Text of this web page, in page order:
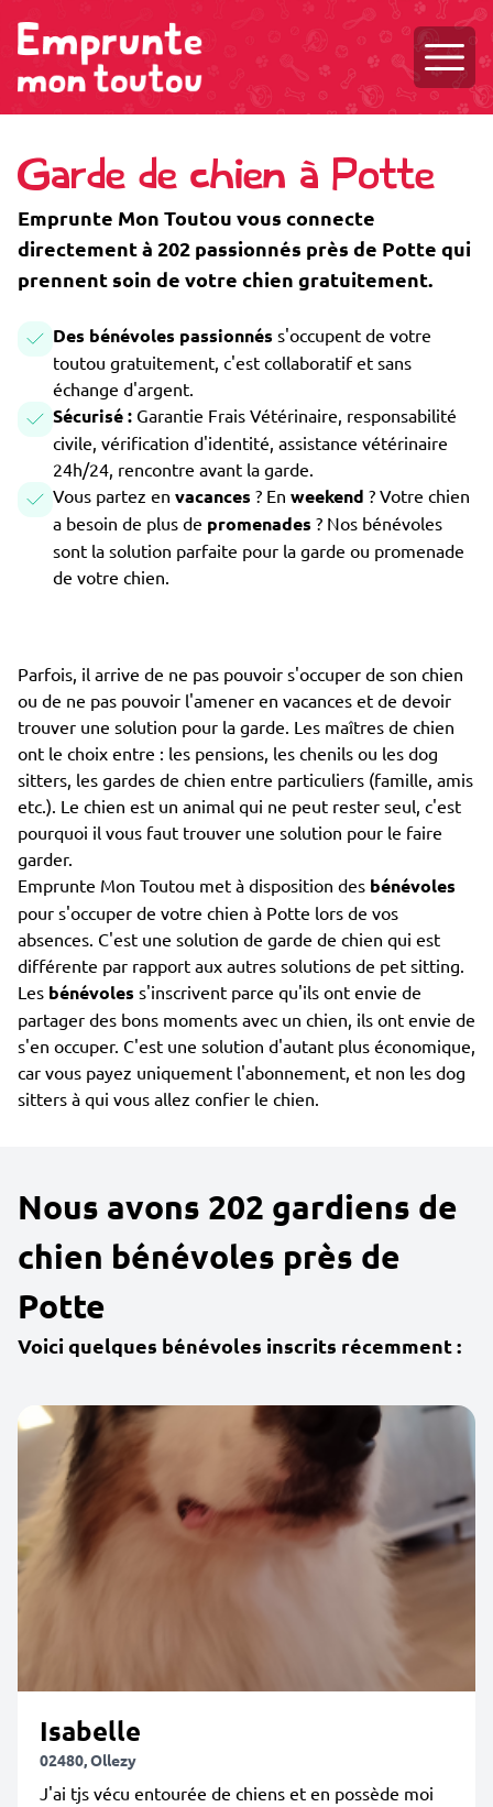
Garde de chien à Potte
Emprunte Mon Toutou vous connecte
directement à 202 passionnés près de Potte qui
prennent soin de votre chien gratuitement.
Des bénévoles passionnés s'occupent de votre
toutou gratuitement, c'est collaboratif et sans
échange d'argent.
Sécurisé : Garantie Frais Vétérinaire, responsabilité
civile, vérification d'identité, assistance vétérinaire
24h/24, rencontre avant la garde.
Vous partez en vacances ? En weekend ? Votre chien
a besoin de plus de promenades ? Nos bénévoles
sont la solution parfaite pour la garde ou promenade
de votre chien.
Parfois, il arrive de ne pas pouvoir s'occuper de son chien
ou de ne pas pouvoir l'amener en vacances et de devoir
trouver une solution pour la garde. Les maîtres de chien
ont le choix entre : les pensions, les chenils ou les dog
sitters, les gardes de chien entre particuliers (famille, amis
etc.). Le chien est un animal qui ne peut rester seul, c'est
pourquoi il vous faut trouver une solution pour le faire
garder.
Emprunte Mon Toutou met à disposition des bénévoles
pour s'occuper de votre chien à Potte lors de vos
absences. C'est une solution de garde de chien qui est
différente par rapport aux autres solutions de pet sitting.
Les bénévoles s'inscrivent parce qu'ils ont envie de
partager des bons moments avec un chien, ils ont envie de
s'en occuper. C'est une solution d'autant plus économique,
car vous payez uniquement l'abonnement, et non les dog
sitters à qui vous allez confier le chien.
Nous avons 202 gardiens de
chien bénévoles près de
Potte
Voici quelques bénévoles inscrits récemment :
Isabelle
02480, Ollezy
J'ai tjs vécu entourée de chiens et en possède moi